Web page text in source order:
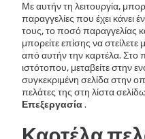
Με αυτήν τη λειτουργία,
παραγγελίες που έχει κάνει
τους, το ποσό παραγγελίας
μπορείτε επίσης να
από αυτήν την καρτέλα. Στο
ιστότοπου, μεταβείτε στην
συγκεκριμένη σελίδα στην
πελάτες της στη λίστα
Επεξεργασία.